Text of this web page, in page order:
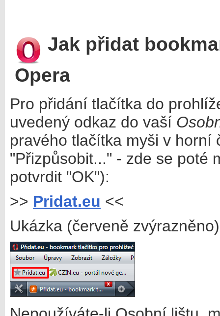
Jak přidat
Opera
Pro přidání tlačítka do
uvedený odkaz do vaší
pravého tlačítka myši v
"Přizpůsobit..." - zde se poté
potvrdit "OK"):
>> Pridat.eu <<
Ukázka (červeně